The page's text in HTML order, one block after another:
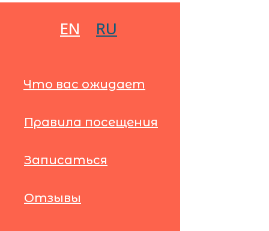
Что вас ожидает
Правила посещения
Отзывы
Записаться
RU
EN